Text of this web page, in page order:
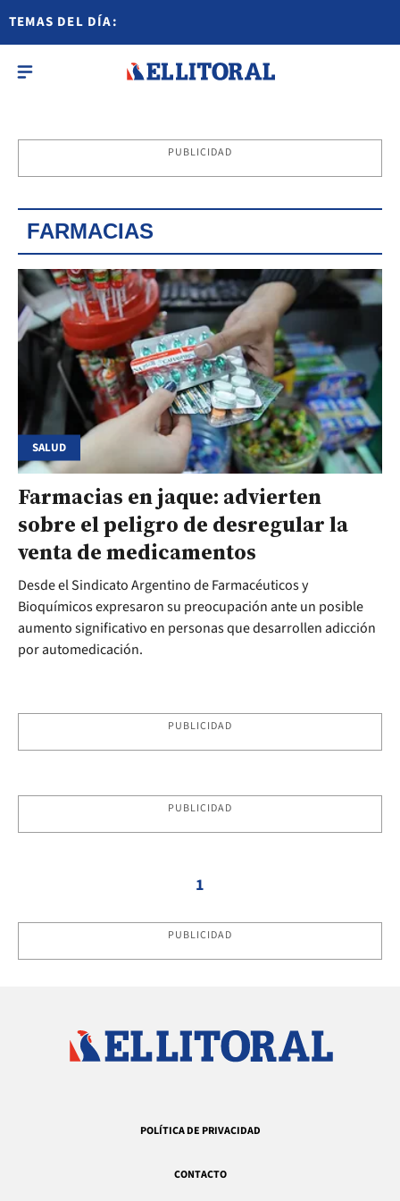
TEMAS DEL DÍA:
PUBLICIDAD
FARMACIAS
SALUD
Farmacias en jaque: advierten
sobre el peligro de desregular la
venta de medicamentos
Desde el Sindicato Argentino de Farmacéuticos y
Bioquímicos expresaron su preocupación ante un posible
aumento significativo en personas que desarrollen adicción
por automedicación.
PUBLICIDAD
PUBLICIDAD
1
PUBLICIDAD
POLÍTICA DE PRIVACIDAD
CONTACTO